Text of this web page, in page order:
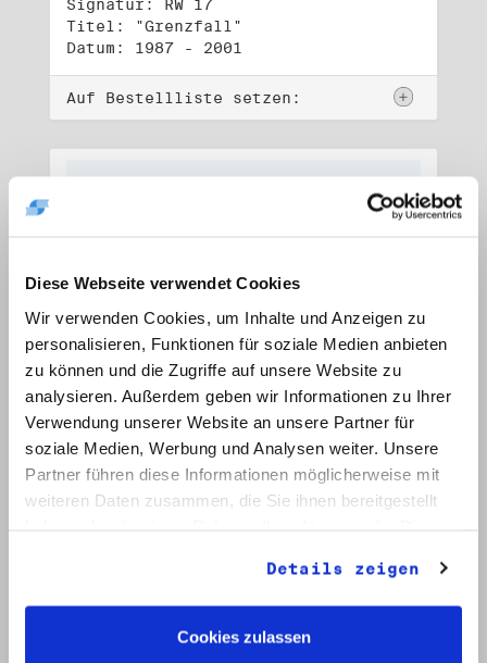
Diese Webseite verwendet Cookies
Wir verwenden Cookies, um Inhalte und Anzeigen zu
personalisieren, Funktionen für soziale Medien anbieten
zu können und die Zugriffe auf unsere Website zu
analysieren. Außerdem geben wir Informationen zu Ihrer
Verwendung unserer Website an unsere Partner für
soziale Medien, Werbung und Analysen weiter. Unsere
Partner führen diese Informationen möglicherweise mit
weiteren Daten zusammen, die Sie ihnen bereitgestellt
Details zeigen
Cookies zulassen
Signatur: RW 17
Titel: "Grenzfall"
Datum: 1987 - 2001
Auf Bestellliste setzen:
Signatur: RW 18
Titel: "Ostkreuz"
Datum: 1989